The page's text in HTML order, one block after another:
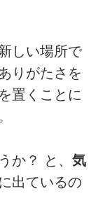
しい場所で
りがたさを
置くことに
か？ と、 気
出ているの